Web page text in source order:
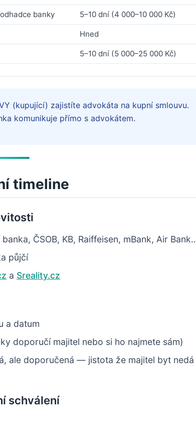
banky 5–10 dní (4 000–10 000 Kč)
Hned
5–10 dní (5 000–25 000 Kč)
VY (kupující) zajistíte advokáta na kupní smlouvu.
komunikuje přímo s advokátem.
timeline
ČSOB, KB, Raiffeisen, mBank, Air
půjčí
a Sreality.cz
a datum
doporučí majitel nebo si ho najmete sám)
ale doporučená — jistota že majitel byt nedá
schválení